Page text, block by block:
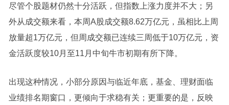
尽管个股题材仍然十分活跃，但指数上涨力度并不大；另
外从成交额来看，本周A股成交额8.62万亿元，虽相比上周
放量超1万亿元，但周成交额已连续三周低于10万亿元，资
金活跃度较10月至11月中旬牛市初期有所下降。
出现这种情况，小部分原因与临近年底，基金、理财面临
业绩排名期窗口，更倾向于求稳有关；更重要的是，反映